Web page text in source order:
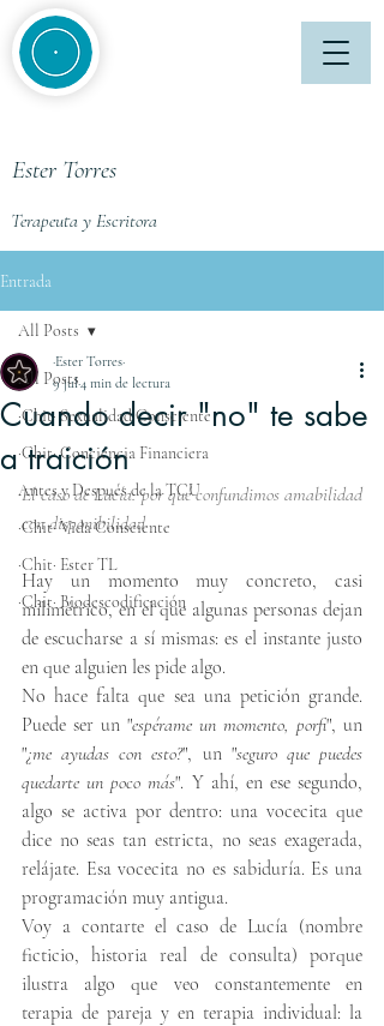
Terapeuta y Escritora
Ester Torres
Entrada
All Posts
·Chit· Sexualidad Consciente
·Chit· Conciencia Financiera
Antes y Después de la TCU
·Chit· Vida Consciente
·Chit· Ester TL
·Chit· Biodescodificación
All Posts
Cuando decir "no" te sabe
a traición
·Ester Torres·
9 jul4 min de lectura
El caso de Lucía: por qué confundimos amabilidad
con disponibilidad
Hay un momento muy concreto, casi
milimétrico, en el que algunas personas dejan
de escucharse a sí mismas: es el instante justo
en que alguien les pide algo.
No hace falta que sea una petición grande.
Puede ser un "espérame un momento, porfi", un
"¿me ayudas con esto?", un "seguro que puedes
quedarte un poco más". Y ahí, en ese segundo,
algo se activa por dentro: una vocecita que
dice no seas tan estricta, no seas exagerada,
relájate. Esa vocecita no es sabiduría. Es una
programación muy antigua.
Voy a contarte el caso de Lucía (nombre
ficticio, historia real de consulta) porque
ilustra algo que veo constantemente en
terapia de pareja y en terapia individual: la